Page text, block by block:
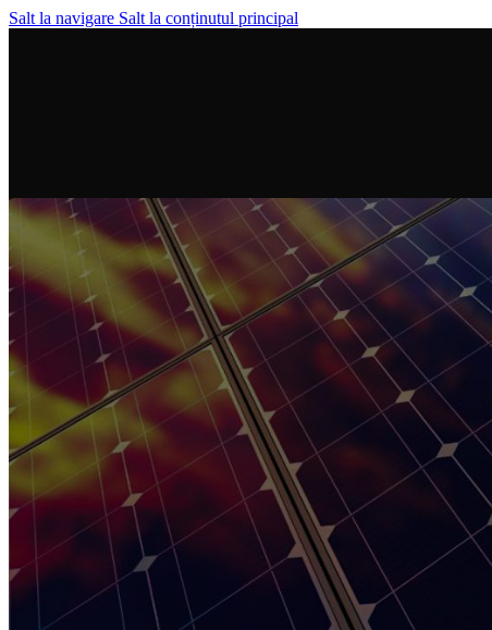
Salt la navigare Salt la conținutul principal
HOME
SUPORT TEHNIC
INFORMAȚII UTILE
OFERTĂ
Conectare / înregistrare